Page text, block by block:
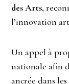
des Arts,
l’innovation
Un appel à
nationale afin
ancrée dans